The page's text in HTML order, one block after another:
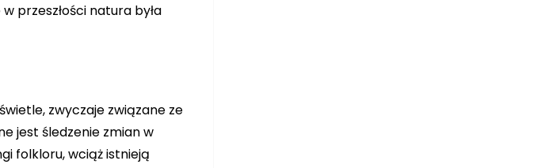
przeszłości natura była
zwyczaje związane ze
jest śledzenie zmian w
folkloru, wciąż istnieją